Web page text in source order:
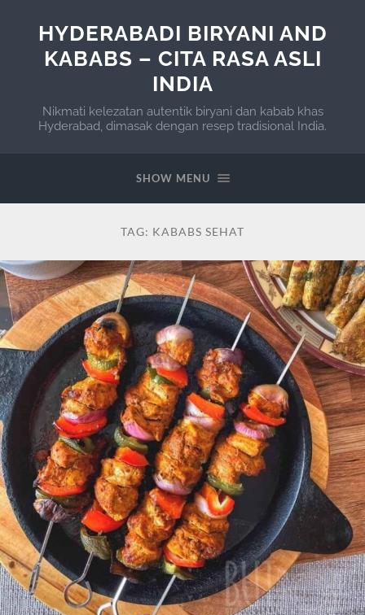
HYDERABADI BIRYANI AND
KABABS – CITA RASA ASLI
INDIA
Nikmati kelezatan autentik biryani dan kabab khas
Hyderabad, dimasak dengan resep tradisional India.
SHOW MENU
TAG: KABABS SEHAT